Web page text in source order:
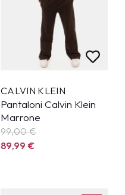
CALVIN KLEIN
Pantaloni Calvin Klein
Marrone
99,00 €
89,99€